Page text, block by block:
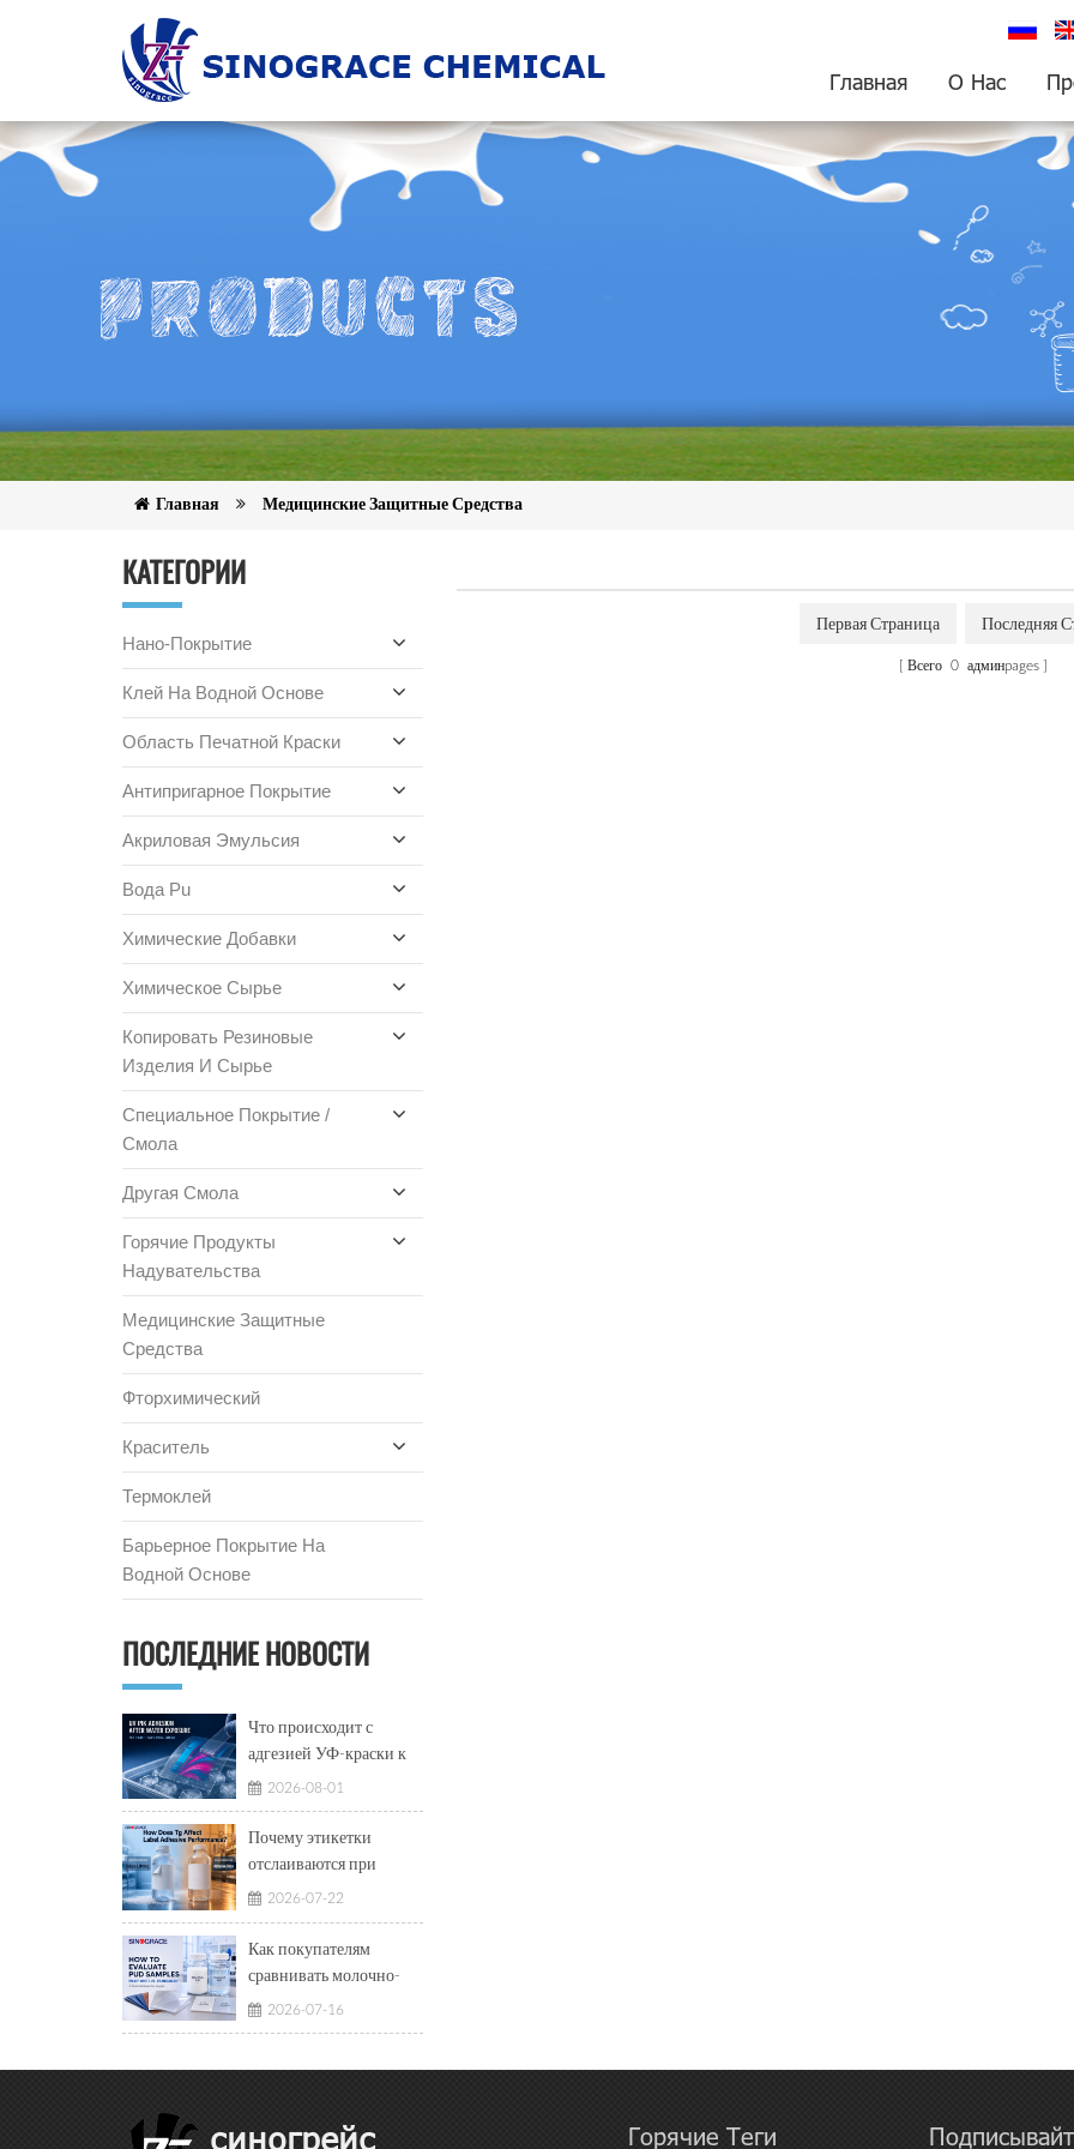
Главная О Нас
Главная Медицинские Защитные Средства
КАТЕГОРИИ
Нано-Покрытие
Клей На Водной Основе
Область Печатной Краски
Антипригарное Покрытие
Акриловая Эмульсия
Вода Pu
Химические Добавки
Химическое Сырье
Копировать Резиновые
Изделия И Сырье
Специальное Покрытие /
Смола
Другая Смола
Горячие Продукты
Надувательства
Медицинские Защитные
Средства
Фторхимический
Краситель
Термоклей
Барьерное Покрытие На
Водной Основе
ПОСЛЕДНИЕ НОВОСТИ
Что происходит с
адгезией УФ-краски к
ПЭТ-плёнке после
воды?
2026-08-01
Почему этикетки
отслаиваются при
низких температурах и
клея при высоких
температурах?
2026-07-22
Как покупателям
сравнивать молочно-
белые и
2026-07-16
Первая Страница Последняя
Всего 0 админpages
синогрейс Горячие Теги